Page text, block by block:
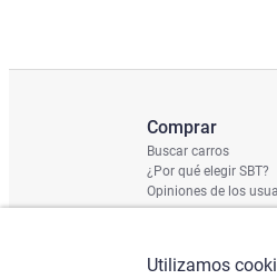
Comprar
Buscar carros
¿Por qué elegir SBT?
Opiniones de los
Utilizamos